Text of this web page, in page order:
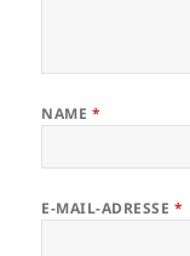
NAME *
E-MAIL-ADRESSE *